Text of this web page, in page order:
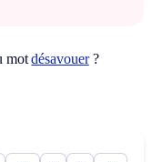
motdésavouer?